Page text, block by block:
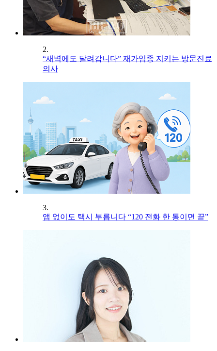
2.
“새벽에도 달려갑니다” 재가임종 지키는 방문진료
의사
3.
앱 없이도 택시 부릅니다 “120 전화 한 통이면 끝”